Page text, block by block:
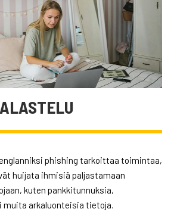
phishing tarkoittaa toimintaa,
huijata ihmisiä paljastamaan
kuten pankkitunnuksia,
arkaluonteisia tietoja.